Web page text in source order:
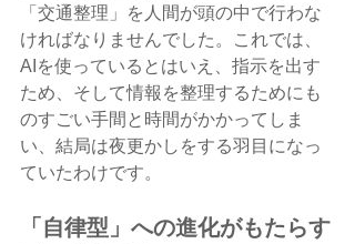
「交通整理」を人間が頭の中で行わな
ければなりませんでした。これでは、
AIを使っているとはいえ、指示を出す
ため、そして情報を整理するためにも
のすごい手間と時間がかかってしま
い、結局は夜更かしをする羽目になっ
ていたわけです。
「自律型」への進化がもたらす